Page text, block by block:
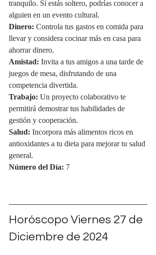
tranquilo. Si estás soltero, podrías conocer a
alguien en un evento cultural.
Dinero: Controla tus gastos en comida para
llevar y considera cocinar más en casa para
ahorrar dinero.
Amistad: Invita a tus amigos a una tarde de
juegos de mesa, disfrutando de una
competencia divertida.
Trabajo: Un proyecto colaborativo te
permitirá demostrar tus habilidades de
gestión y cooperación.
Salud: Incorpora más alimentos ricos en
antioxidantes a tu dieta para mejorar tu salud
general.
Número del Día: 7
Horóscopo Viernes 27 de
Diciembre de 2024